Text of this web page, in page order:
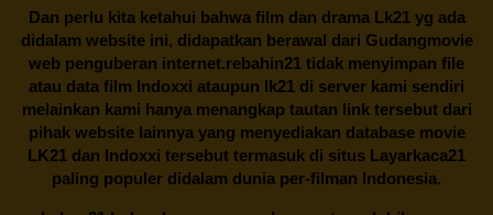
Dan perlu kita ketahui bahwa film dan dramaLk21yg ada
didalam website ini, didapatkan berawal dari Gudangmovie
web penguberan internet.rebahin21 tidak menyimpan file
atau data film Indoxxi ataupun lk21 di server kami sendiri
melainkan kami hanya menangkap tautan link tersebut dari
pihak website lainnya yang menyediakan database movie
LK21 dan Indoxxi tersebut termasuk di situs Layarkaca21
paling populer didalam dunia per-filman Indonesia.